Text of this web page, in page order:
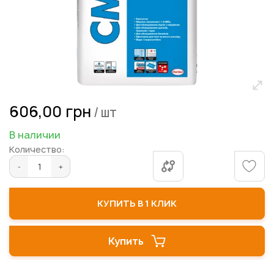
к
галереи
изображений
606,00 грн / шт
В наличии
Количество:
Купить
КУПИТЬ В 1 КЛИК